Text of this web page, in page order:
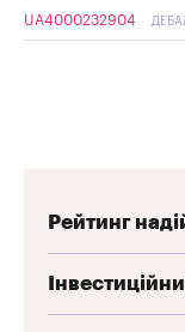
UA4000232904
Рейтинг